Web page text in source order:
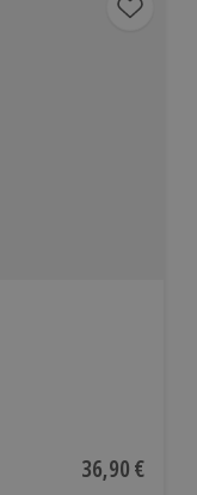
Aktueller
36,90 €